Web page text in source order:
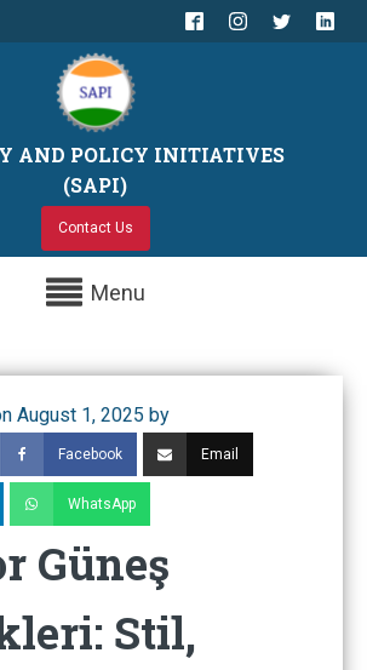
AND POLICY INITIATIVES
(SAPI)
Contact Us
Menu
August 1, 2025 by
Facebook Email
WhatsApp
Güneş
Stil,